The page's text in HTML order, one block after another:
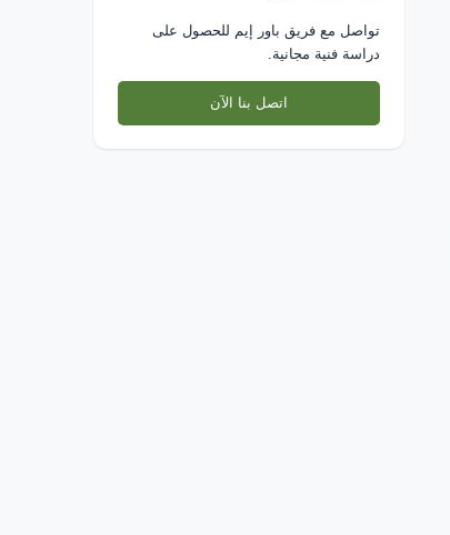
تواصل مع فريق باور إيم للحصول على
دراسة فنية مجانية.
اتصل بنا الآن